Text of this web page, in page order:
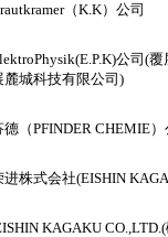
（K.K）公司
公司 (覆
麓城科技有限公司 )
（PFINDER CHEMIE
进株式会社(EISHIN
KAGAKU CO.,LTD.(